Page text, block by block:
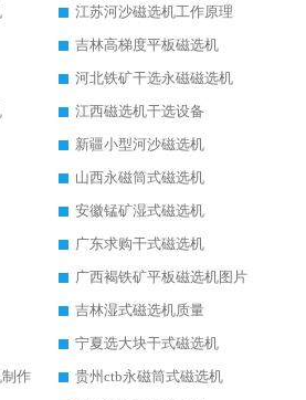
江苏河沙磁选机工作原理
吉林高梯度平板磁选机
河北铁矿干选永磁磁选机
江西磁选机干选设备
新疆小型河沙磁选机
山西永磁筒式磁选机
安徽锰矿湿式磁选机
广东求购干式磁选机
广西褐铁矿平板磁选机图片
吉林湿式磁选机质量
宁夏选大块干式磁选机
作
贵州ctb永磁筒式磁选机